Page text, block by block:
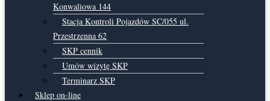
Konwaliowa 144
Stacja Kontroli Pojazdów SC/055 ul.
Przestrzenna 62
SKP cennik
Umów wizytę SKP
Terminarz SKP
Sklep on-line